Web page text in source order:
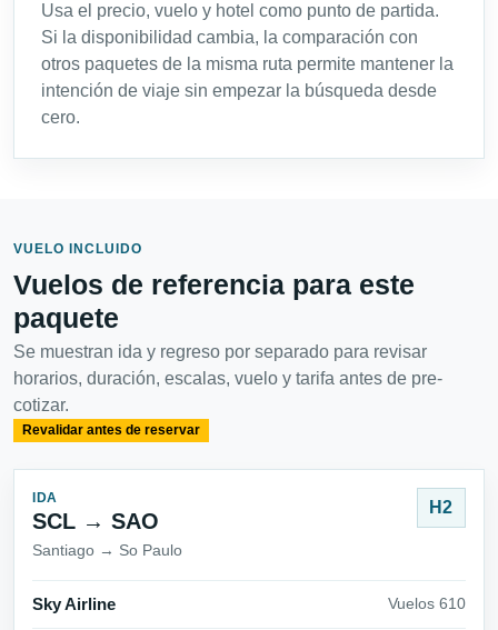
Usa el precio, vuelo y hotel como punto de partida.
Si la disponibilidad cambia, la comparación con
otros paquetes de la misma ruta permite mantener la
intención de viaje sin empezar la búsqueda desde
cero.
VUELO INCLUIDO
Vuelos de referencia para este
paquete
Se muestran ida y regreso por separado para revisar
horarios, duración, escalas, vuelo y tarifa antes de pre-
cotizar.
Revalidar antes de reservar
IDA
SCL → SAO
Santiago → So Paulo
H2
Sky Airline Vuelos 610